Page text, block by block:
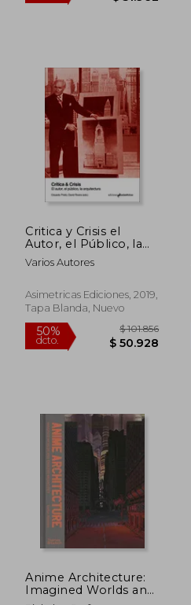
50%
dcto.
Critica y Crisis el
Autor, el Público, la
Arquitectura
Varios Autores
Asimetricas Ediciones, 2019,
Tapa Blanda, Nuevo
Anime Architecture:
Imagined Worlds and